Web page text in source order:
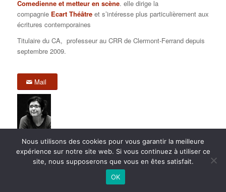
Comedienne et metteur en scène. elle dirige la
compagnie Ecart Théâtreet s’intéresse plus particulièrement aux
écritures contemporaines
Titulaire du CA, professeur au CRR de Clermont-Ferrand depuis
septembre 2009.
Mail
2015 anPad - Réalisation
Nous utilisons des cookies pour vous garantir la meilleure
expérience sur notre site web. Si vous continuez à utiliser ce
site, nous supposerons que vous en êtes satisfait.
OK